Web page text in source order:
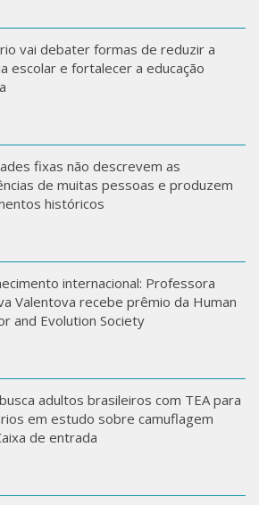
vai debater formas de reduzir a
escolar e fortalecer a educação
fixas não descrevem as
de muitas pessoas e produzem
históricos
internacional: Professora
Valentova recebe prêmio da Human
and Evolution Society
adultos brasileiros com TEA para
em estudo sobre camuflagem
de entrada